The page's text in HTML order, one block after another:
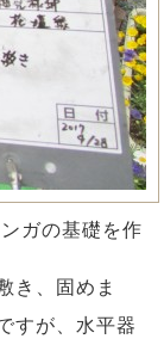
ガの基礎を作
き、固めま
すが、水平器